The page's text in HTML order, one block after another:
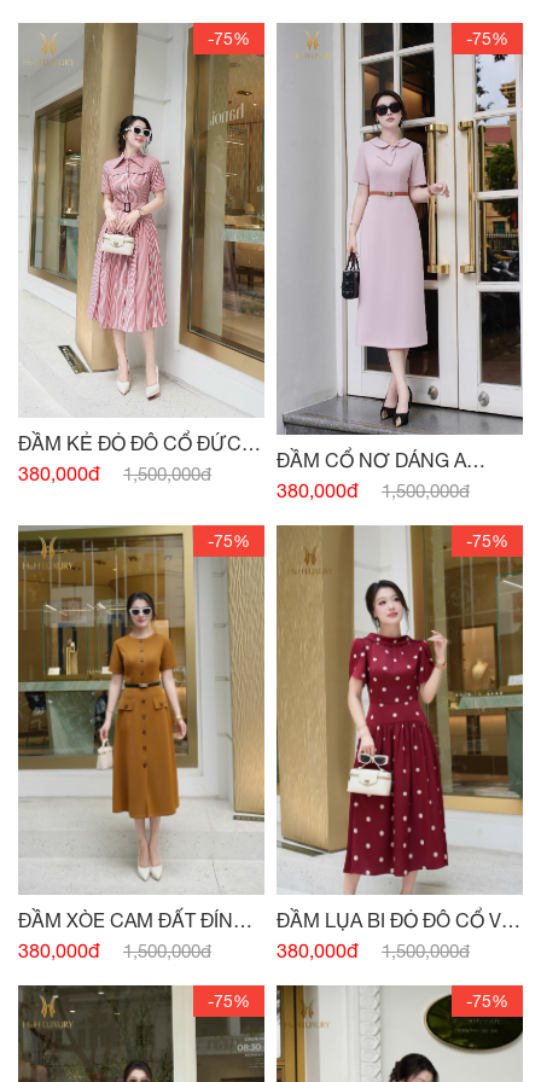
-75%
ĐẦM KẺ ĐỎ ĐÔ CỔ ĐỨC
ĐAI EO
380,000đ 1,500,000đ
-75%
ĐẦM CỔ NƠ DÁNG A
HỒNG PASTEL
380,000đ 1,500,000đ
-75%
ĐẦM XÒE CAM ĐẤT ĐÍNH
CÚC
380,000đ 1,500,000đ
-75%
ĐẦM LỤA BI ĐỎ ĐÔ CỔ V
SAU
380,000đ 1,500,000đ
-75% -75%